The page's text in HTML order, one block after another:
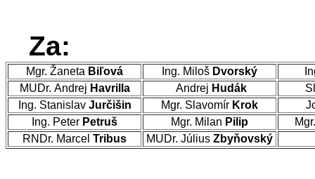
Za:
Mgr. Žaneta Biľová Ing. Miloš Dvorský
MUDr. Andrej Havrilla Andrej Hudák
Ing. Stanislav Jurčišin Mgr. Slavomír Krok
Ing. Peter Petruš Mgr. Milan Pilip
RNDr. Marcel Tribus MUDr. Július Zbyňovský